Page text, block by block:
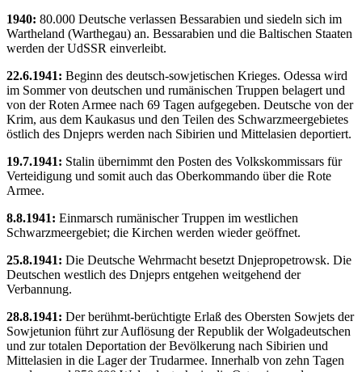
1940: 80.000 Deutsche verlassen Bessarabien und siedeln sich im
Wartheland (Warthegau) an. Bessarabien und die Baltischen Staaten
werden der UdSSR einverleibt.
22.6.1941: Beginn des deutsch-sowjetischen Krieges. Odessa wird
im Sommer von deutschen und rumänischen Truppen belagert und
von der Roten Armee nach 69 Tagen aufgegeben. Deutsche von der
Krim, aus dem Kaukasus und den Teilen des Schwarzmeergebietes
östlich des Dnjeprs werden nach Sibirien und Mittelasien deportiert.
19.7.1941: Stalin übernimmt den Posten des Volkskommissars für
Verteidigung und somit auch das Oberkommando über die Rote
Armee.
8.8.1941: Einmarsch rumänischer Truppen im westlichen
Schwarzmeergebiet; die Kirchen werden wieder geöffnet.
25.8.1941: Die Deutsche Wehrmacht besetzt Dnjepropetrowsk. Die
Deutschen westlich des Dnjeprs entgehen weitgehend der
Verbannung.
28.8.1941: Der berühmt-berüchtigte Erlaß des Obersten Sowjets der
Sowjetunion führt zur Auflösung der Republik der Wolgadeutschen
und zur totalen Deportation der Bevölkerung nach Sibirien und
Mittelasien in die Lager der Trudarmee. Innerhalb von zehn Tagen